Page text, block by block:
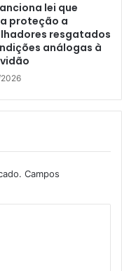
lei que
proteção a
resgatados
análogas à
Campos